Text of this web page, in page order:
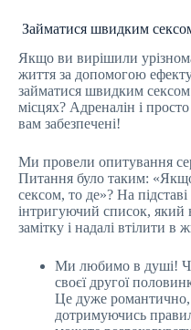
Займатися швидким
Якщо ви вирішили
життя за допомогою
займатися швидким
місцях? Адреналін і
вам забезпечені!
Ми провели опитування
Питання було таким:
сексом, то де»? На
інтригуючий список, який
замітку і надалі втілити в
Ми любимо в душі!
своєї другої
Це дуже романтично,
дотримуючись